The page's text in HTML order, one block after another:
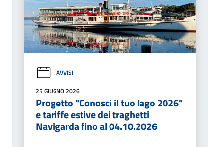
AVVISI
25 GIUGNO 2026
Progetto "Conosci il tuo lago 2026"
e tariffe estive dei traghetti
Navigarda fino al 04.10.2026